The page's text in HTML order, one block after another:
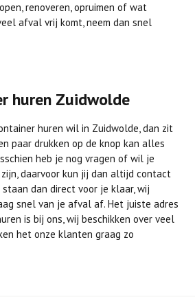
renoveren, opruimen of wat
afval vrij komt, neem dan snel
huren Zuidwolde
huren wil in Zuidwolde, dan zit
paar drukken op de knop kan alles
heb je nog vragen of wil je
daarvoor kun jij dan altijd contact
staan dan direct voor je klaar, wij
snel van je afval af. Het juiste adres
is bij ons, wij beschikken over veel
het onze klanten graag zo